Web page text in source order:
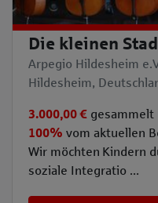
Die kleinen
Arpegio Hildesheim
Hildesheim,
3.000,00 € gesammelt
100% vom aktuellen
Wir möchten Kindern
soziale Integratio ...